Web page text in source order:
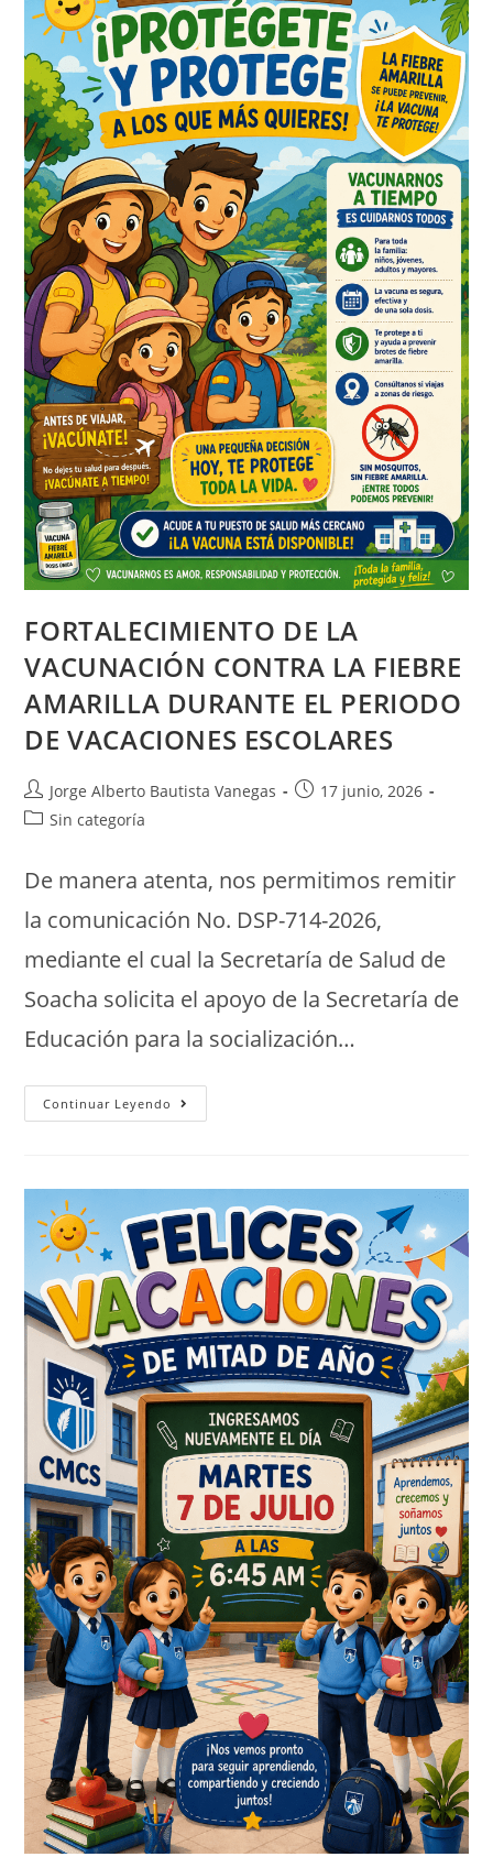
FORTALECIMIENTO DE LA
VACUNACIÓN CONTRA LA FIEBRE
AMARILLA DURANTE EL PERIODO
DE VACACIONES ESCOLARES
Jorge Alberto Bautista Vanegas
17 junio, 2026
Sin categoría
De manera atenta, nos permitimos remitir
la comunicación No. DSP-714-2026,
mediante el cual la Secretaría de Salud de
Soacha solicita el apoyo de la Secretaría de
Educación para la socialización…
Continuar Leyendo